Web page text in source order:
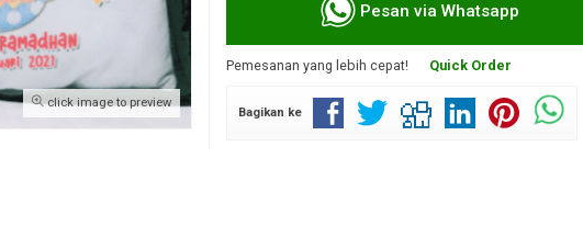
click image to preview
Pesan via Whatsapp
Pemesanan yang lebih cepat! Quick Order
Bagikan ke